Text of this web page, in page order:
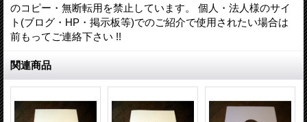
のコピー・無断転用を禁止しています。 個人・法人様のサイ
ト(ブログ・HP・掲示板等)でのご紹介で使用されたい場合は
前もってご連絡下さい !!
関連商品